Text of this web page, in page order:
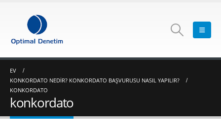
EV
KONKORDATO NEDIR? KONKORDATO BAŞVURUSU NASIL YAPILIR?
KONKORDATO
konkordato